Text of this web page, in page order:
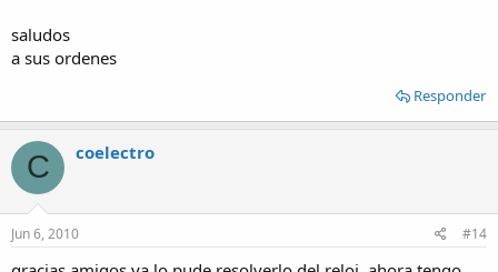
saludos
a sus ordenes
Responder
C coelectro
Jun 6, 2010 #14